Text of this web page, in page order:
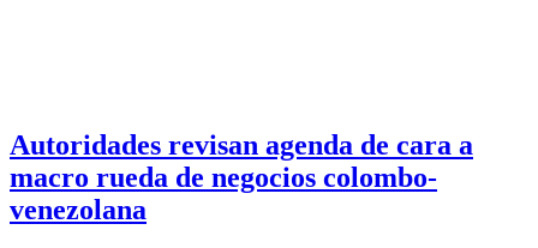
Autoridades revisan agenda de cara a
macro rueda de negocios colombo-
venezolana